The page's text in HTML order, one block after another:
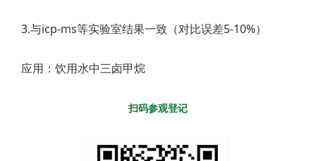
3.与icp-ms等实验室结果一致（对比误差5-10%）
应用：饮用水中三卤甲烷
扫码参观登记